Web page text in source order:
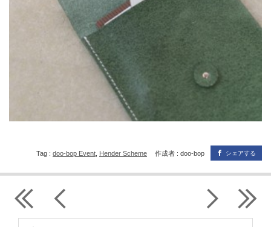
シェアする
Tag : doo-bop Event Hender Scheme 作成者 : doo-bop